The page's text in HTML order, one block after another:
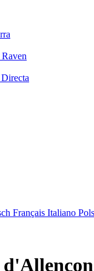
Français Italiano